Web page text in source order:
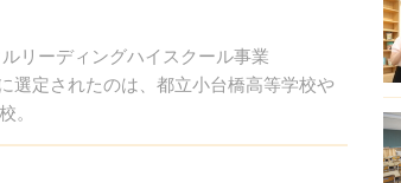
リーディングハイスクール事業
選定されたのは、都立小台橋高等学校や
。